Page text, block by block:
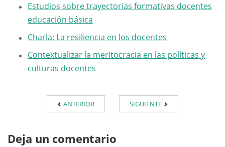
Estudios sobre trayectorias formativas docentes
educación básica
Charla: La resiliencia en los docentes
Contextualizar la meritocracia en las políticas y
culturas docentes
ANTERIOR SIGUIENTE
Deja un comentario